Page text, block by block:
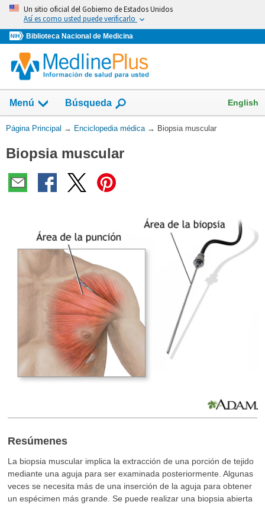
Omita
vaya
al
Contenido
Un sitio oficial del Gobierno de Estados Unidos
Así es como usted puede verificarlo
Biblioteca Nacional de Medicina
Menú Búsqueda English
Usted
aquí:
Página Principal → Enciclopedia médica → Biopsia muscular
Biopsia muscular
Resúmenes
La biopsia muscular implica la extracción de una porción de tejido
mediante una aguja para ser examinada posteriormente. Algunas
veces se necesita más de una inserción de la aguja para obtener
un espécimen más grande. Se puede realizar una biopsia abierta